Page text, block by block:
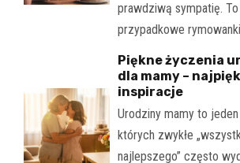
prawdziwą sympatię.
przypadkowe
Piękne życzenia
dla mamy –
inspiracje
Urodziny mamy to
których zwykłe
najlepszego” często